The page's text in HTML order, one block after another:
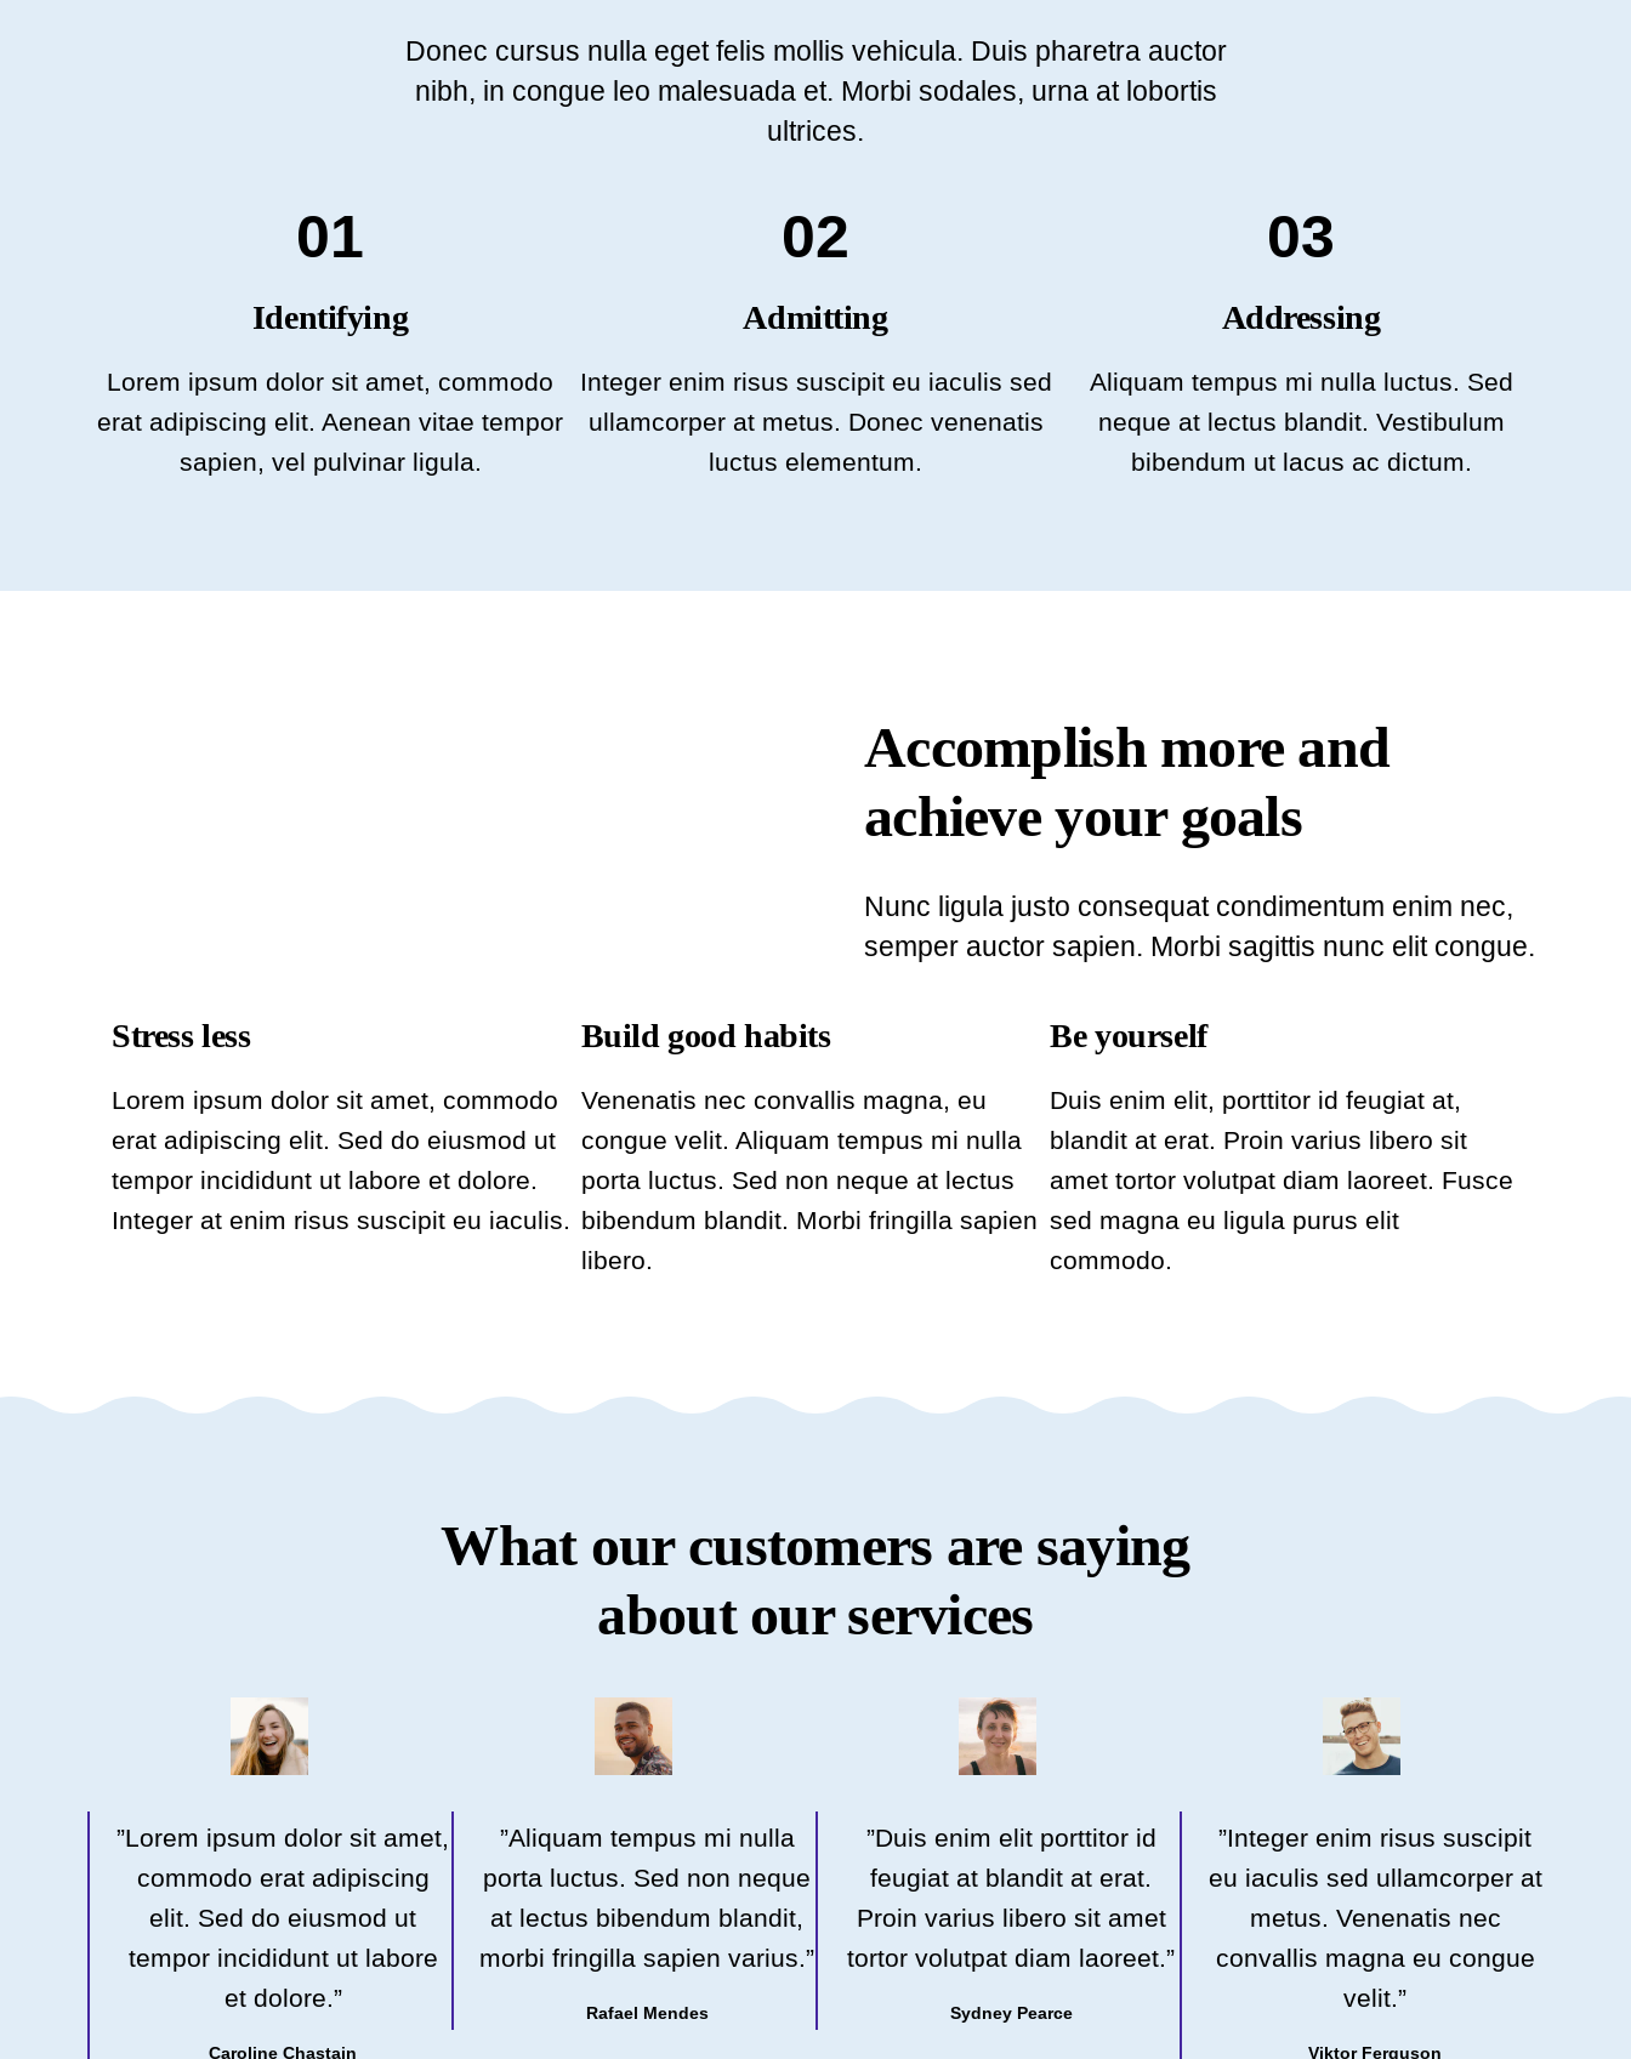
Donec cursus nulla eget felis mollis vehicula. Duis pharetra auctor
nibh, in congue leo malesuada et. Morbi sodales, urna at lobortis
ultrices.
01
Identifying
Lorem ipsum dolor sit amet, commodo
erat adipiscing elit. Aenean vitae tempor
sapien, vel pulvinar ligula.
02
Admitting
Integer enim risus suscipit eu iaculis sed
ullamcorper at metus. Donec venenatis
luctus elementum.
03
Addressing
Aliquam tempus mi nulla luctus. Sed
neque at lectus blandit. Vestibulum
bibendum ut lacus ac dictum.
Accomplish more and
achieve your goals
Nunc ligula justo consequat condimentum enim nec,
semper auctor sapien. Morbi sagittis nunc elit congue.
Stress less
Lorem ipsum dolor sit amet, commodo
erat adipiscing elit. Sed do eiusmod ut
tempor incididunt ut labore et dolore.
Integer at enim risus suscipit eu iaculis.
Build good habits
Venenatis nec convallis magna, eu
congue velit. Aliquam tempus mi nulla
porta luctus. Sed non neque at lectus
bibendum blandit. Morbi fringilla sapien
libero.
Be yourself
Duis enim elit, porttitor id feugiat at,
blandit at erat. Proin varius libero sit
amet tortor volutpat diam laoreet. Fusce
sed magna eu ligula purus elit
commodo.
What our customers are saying
about our services
”Lorem ipsum dolor sit amet,
commodo erat adipiscing
elit. Sed do eiusmod ut
tempor incididunt ut labore
et dolore.”
Caroline Chastain
”Aliquam tempus mi nulla
porta luctus. Sed non neque
at lectus bibendum blandit,
morbi fringilla sapien varius.”
Rafael Mendes
”Duis enim elit porttitor id
feugiat at blandit at erat.
Proin varius libero sit amet
tortor volutpat diam laoreet.”
Sydney Pearce
”Integer enim risus suscipit
eu iaculis sed ullamcorper at
metus. Venenatis nec
convallis magna eu congue
velit.”
Viktor Ferguson